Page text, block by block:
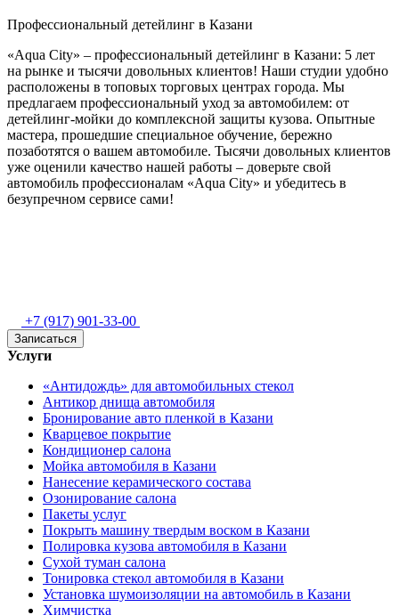
Профессиональный детейлинг в Казани
«Aqua City» – профессиональный детейлинг в Казани: 5 лет
на рынке и тысячи довольных клиентов! Наши студии удобно
расположены в топовых торговых центрах города. Мы
предлагаем профессиональный уход за автомобилем: от
детейлинг‑мойки до комплексной защиты кузова. Опытные
мастера, прошедшие специальное обучение, бережно
позаботятся о вашем автомобиле. Тысячи довольных клиентов
уже оценили качество нашей работы – доверьте свой
автомобиль профессионалам «Aqua City» и убедитесь в
безупречном сервисе сами!
+7 (917) 901-33-00
Записаться
Услуги
«Антидождь» для автомобильных стекол
Антикор днища автомобиля
Бронирование авто пленкой в Казани
Кварцевое покрытие
Кондиционер салона
Мойка автомобиля в Казани
Нанесение керамического состава
Озонирование салона
Пакеты услуг
Покрыть машину твердым воском в Казани
Полировка кузова автомобиля в Казани
Сухой туман салона
Тонировка стекол автомобиля в Казани
Установка шумоизоляции на автомобиль в Казани
Химчистка